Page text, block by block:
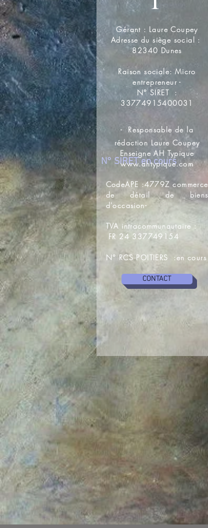
N° SIRET en cours
Gérant : Laure Coupey
Adresse du siège social :
82340 Dunes
Raison sociale: Micro
entrepreneur -
N° SIRET :
33774915400031
-
Responsable de la
rédaction Laure Coupey
Enseigne AH Typique
www.ahtypique.com
CodeAPE :4779Z commerce
de détail de biens
d'occasion-
TVA intracommunautaire :
FR 24 337749154
N° RCS POITIERS :en cours
CONTACT